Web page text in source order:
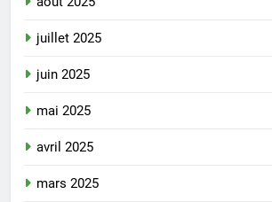
juillet 2025
juin 2025
mai 2025
avril 2025
mars 2025